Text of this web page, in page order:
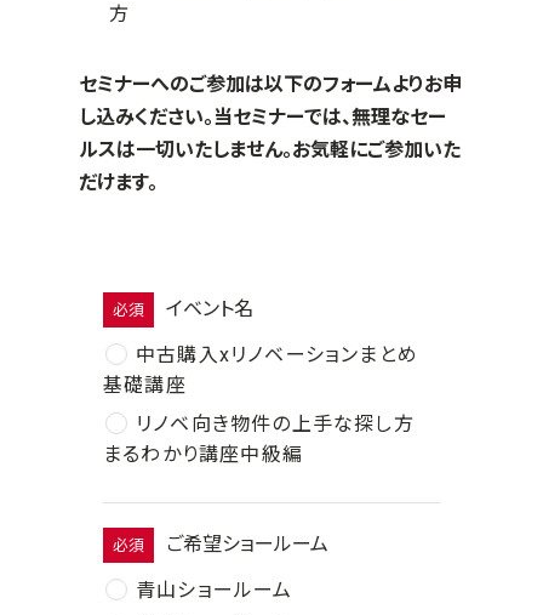
方
セミナーへのご参加は以下のフォームよりお申
し込みください。当セミナーでは、無理なセー
ルスは一切いたしません。お気軽にご参加いた
だけます。
必須
イベント名
中古購入xリノベーションまとめ
基礎講座
リノベ向き物件の上手な探し方
まるわかり講座中級編
必須
ご希望ショールーム
青山ショールーム